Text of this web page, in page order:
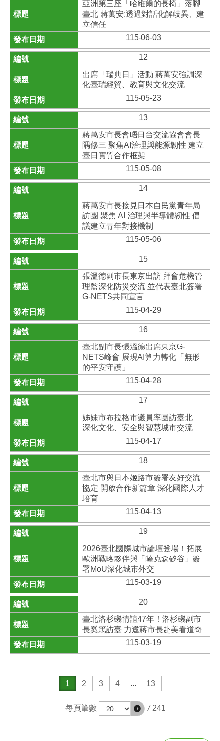
亞洲第三座「哈維爾的長椅」落腳
臺北 蔣萬安:透過對話化解歧異、建
立信任
115-06-03
12
出席「瑞典日」活動 蔣萬安強調深
化臺瑞經貿、教育與文化交流
115-05-23
13
蔣萬安市長會晤日台交流協會會長
隅修三 聚焦AI治理與能源韌性 建立
臺日實質合作框架
115-05-08
14
蔣萬安市長接見日本自民黨青年局
訪團 聚焦 AI 治理與半導體韌性 倡
議建立青年對接機制
115-05-06
15
張溫德副市長東京出訪 拜會危機管
理監深化防災交流 並代表臺北簽署
G-NETS共同宣言
115-04-29
16
臺北副市長張溫德出席東京G-
NETS峰會 展現AI算力轉化「無形
的平安守護」
115-04-28
17
姊妹市布拉格市議員率團訪臺北
深化文化、安全與智慧城市交流
115-04-17
18
臺北市與日本姬路市簽署友好交流
協定 開啟合作新篇章 深化國際人才
培育
115-04-13
19
2026臺北國際城市論壇登場！拓展
歐洲戰略夥伴與「薩克森矽谷」簽
署MoU深化城市外交
115-03-19
20
臺北洛杉磯情誼47年！洛杉磯副市
長奚篤訪臺 力邀蔣市長赴美看道奇
115-03-19
1 2 3 4 ... 13
每頁筆數 / 241